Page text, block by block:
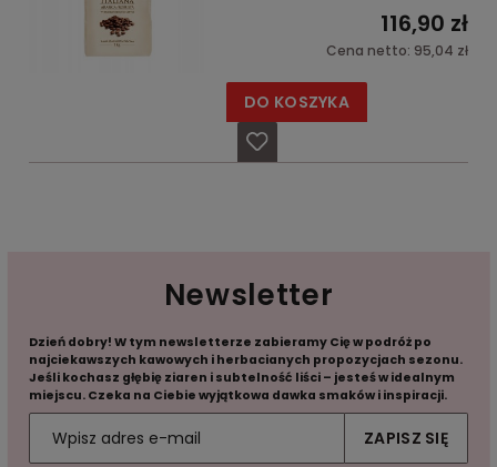
116,90 zł
Cena netto: 95,04 zł
DO KOSZYKA
Newsletter
Dzień dobry! W tym newsletterze zabieramy Cię w podróż po
najciekawszych kawowych i herbacianych propozycjach sezonu.
Jeśli kochasz głębię ziaren i subtelność liści – jesteś w idealnym
miejscu. Czeka na Ciebie wyjątkowa dawka smaków i inspiracji.
ZAPISZ SIĘ